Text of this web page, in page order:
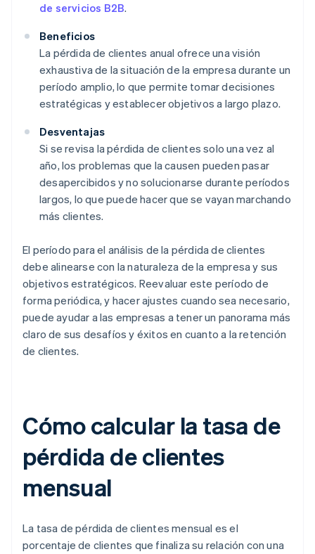
de servicios B2B.
Beneficios
La pérdida de clientes anual ofrece una visión
exhaustiva de la situación de la empresa durante un
período amplio, lo que permite tomar decisiones
estratégicas y establecer objetivos a largo plazo.
Desventajas
Si se revisa la pérdida de clientes solo una vez al
año, los problemas que la causen pueden pasar
desapercibidos y no solucionarse durante períodos
largos, lo que puede hacer que se vayan marchando
más clientes.
El período para el análisis de la pérdida de clientes
debe alinearse con la naturaleza de la empresa y sus
objetivos estratégicos. Reevaluar este período de
forma periódica, y hacer ajustes cuando sea necesario,
puede ayudar a las empresas a tener un panorama más
claro de sus desafíos y éxitos en cuanto a la retención
de clientes.
Cómo calcular la tasa de
pérdida de clientes
mensual
La tasa de pérdida de clientes mensual es el
porcentaje de clientes que finaliza su relación con una